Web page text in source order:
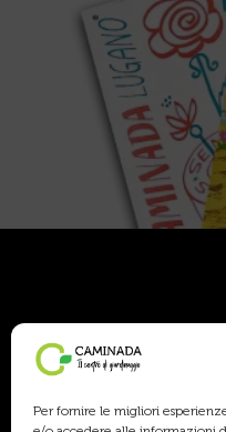
Per fornire le migliori